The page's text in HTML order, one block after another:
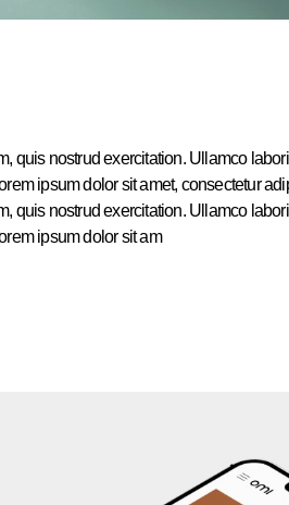
quis nostrud exercitation. Ullamco
ipsum dolor sit amet, consectetur
quis nostrud exercitation. Ullamco
ipsum dolor sit am